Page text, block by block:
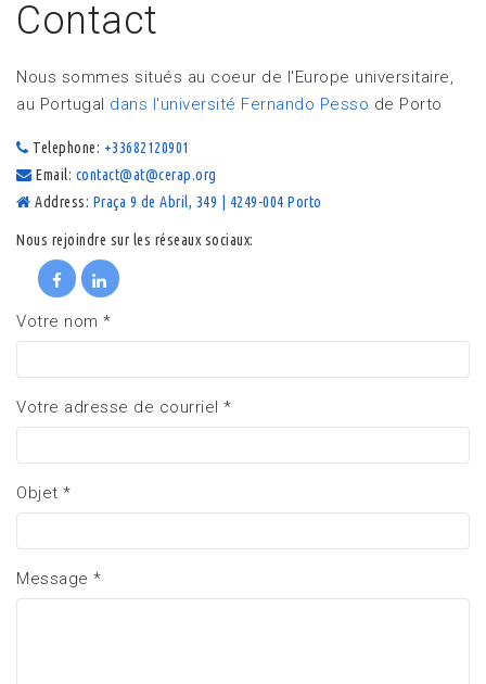
Contact
Nous sommes situés au coeur de l'Europe universitaire,
au Portugal dans l'université Fernando Pesso de Porto
Telephone: +33682120901
Email: contact@at@cerap.org
Address: Praça 9 de Abril, 349 | 4249-004 Porto
Nous rejoindre sur les réseaux sociaux:
Votre nom *
Votre adresse de courriel *
Objet *
Message *